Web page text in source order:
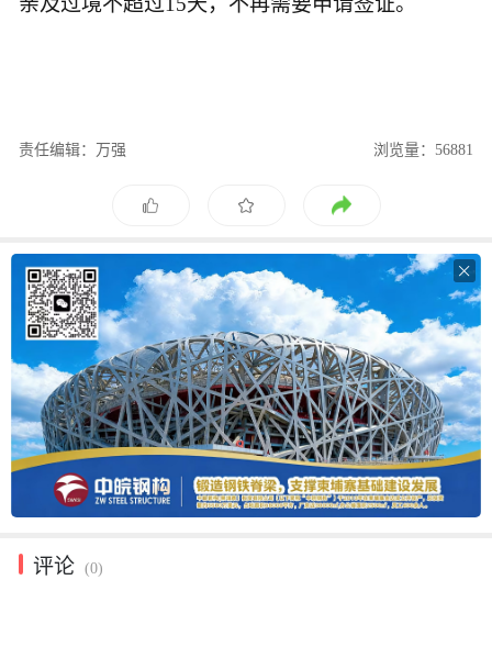
责任编辑：万强 浏览量：56881

评论 (0)